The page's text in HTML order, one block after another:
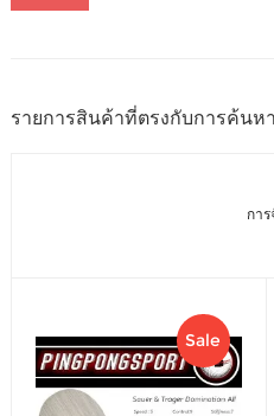
รายการสินค้าที่ตรงกับการค้นหา
การ
Sale